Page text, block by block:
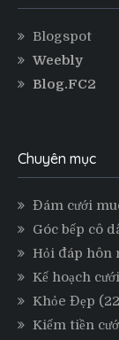
Blogspot
Weebly
Blog.FC2
Chuyên mục
Đám cưới
Góc bếp cô
Hỏi đáp hôn
Kế hoạch cưới
Khỏe Đẹp
Kiếm tiền